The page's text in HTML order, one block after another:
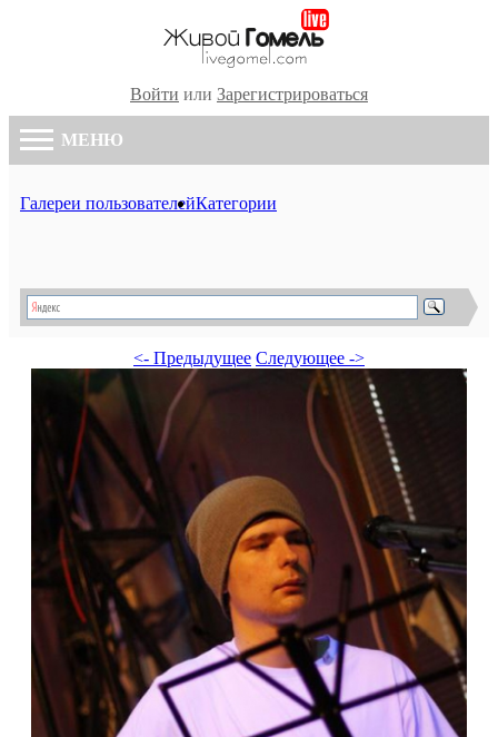
Войти или Зарегистрироваться
МЕНЮ
Галереи пользователейКатегории
<- Предыдущее Следующее ->